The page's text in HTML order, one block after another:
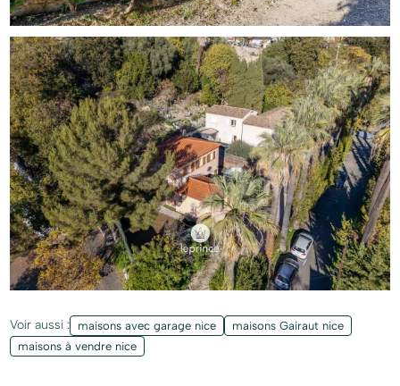
Voir aussi : maisons avec garage nice
maisons Gairaut nice
maisons à vendre nice